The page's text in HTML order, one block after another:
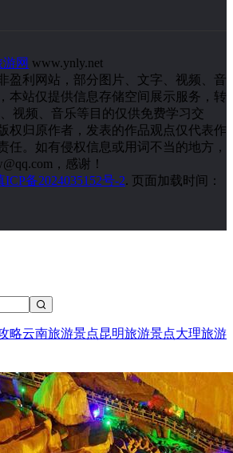
网 www.ynly.net
盈利网站，部分图片、文字、视频、音
本站仅提供信息存储空间展示服务，转
视频、音乐等目的仅供免费学习交
权归原作者，发表的作品观点仅代表作
任。如有侵权信息或用词不当的地方，
，感谢！
ICP备2024035152号-2. 页面加载时间：
略云南旅游景点昆明旅游景点大理旅游